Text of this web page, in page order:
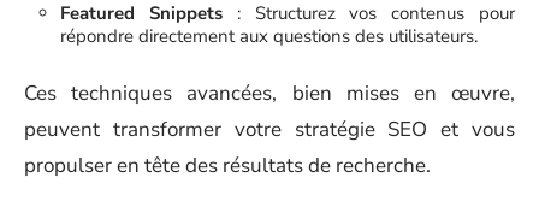
Featured Snippets: Structurez vos contenus pour
répondre directement aux questions des utilisateurs.
Ces techniques avancées, bien mises en œuvre,
peuvent transformer votre stratégie SEO et vous
propulser en tête des résultats de recherche.